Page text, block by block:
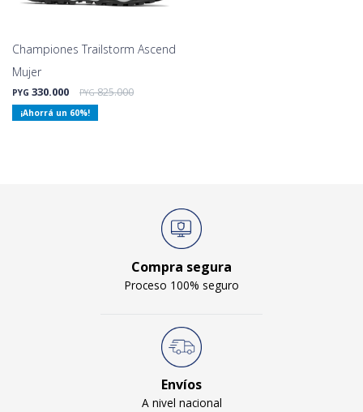
Championes Trailstorm Ascend
Mujer
PYG 330.000 PYG 825.000
60
Compra segura
Proceso 100% seguro
Envíos
A nivel nacional